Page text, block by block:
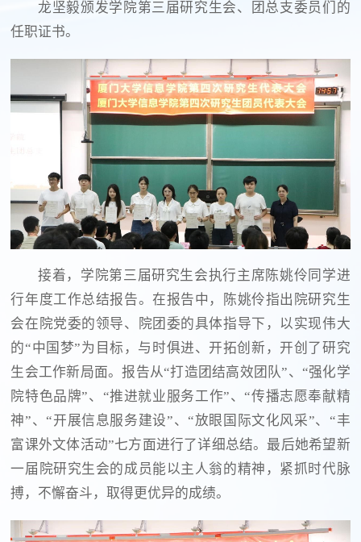
龙坚毅颁发学院第三届研究生会、团总支委员们的
任职证书。
接着，学院第三届研究生会执行主席陈姚伶同学进
行年度工作总结报告。在报告中，陈姚伶指出院研究生
会在院党委的领导、院团委的具体指导下，以实现伟大
的“中国梦”为目标，与时俱进、开拓创新，开创了研究
生会工作新局面。报告从“打造团结高效团队”、“强化学
院特色品牌”、“推进就业服务工作”、“传播志愿奉献精
神”、“开展信息服务建设”、“放眼国际文化风采”、“丰
富课外文体活动”七方面进行了详细总结。最后她希望新
一届院研究生会的成员能以主人翁的精神，紧抓时代脉
搏，不懈奋斗，取得更优异的成绩。